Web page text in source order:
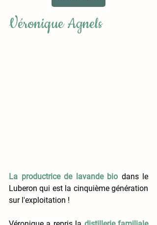
Véronique Agnels
La productrice de lavande bio dans le
Luberon qui est la cinquième génération
sur l'exploitation !